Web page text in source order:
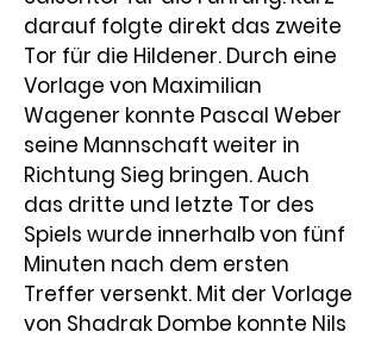
darauf folgte direkt das zweite
Tor für die Hildener. Durch eine
Vorlage von Maximilian
Wagener konnte Pascal Weber
seine Mannschaft weiter in
Richtung Sieg bringen. Auch
das dritte und letzte Tor des
Spiels wurde innerhalb von fünf
Minuten nach dem ersten
Treffer versenkt. Mit der Vorlage
von Shadrak Dombe konnte Nils